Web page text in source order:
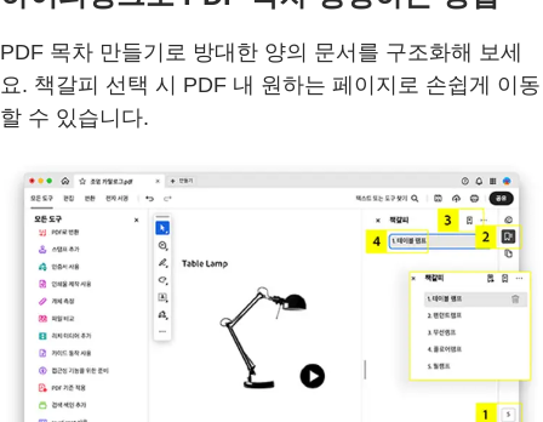
PDF 목차 만들기로 방대한 양의 문서를 구조화해 보세
요. 책갈피 선택 시 PDF 내 원하는 페이지로 손쉽게 이동
할 수 있습니다.